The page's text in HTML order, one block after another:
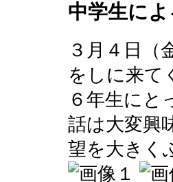
中学生に
３月４日（
をしに来て
６年生にと
話は大変興
望を大きく